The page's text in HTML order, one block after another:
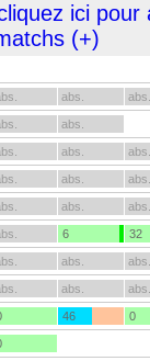
ici pour
(+)
abs. abs.
abs.
abs. abs.
abs. abs.
abs. abs.
6 32
abs. abs.
abs. abs.
46 0